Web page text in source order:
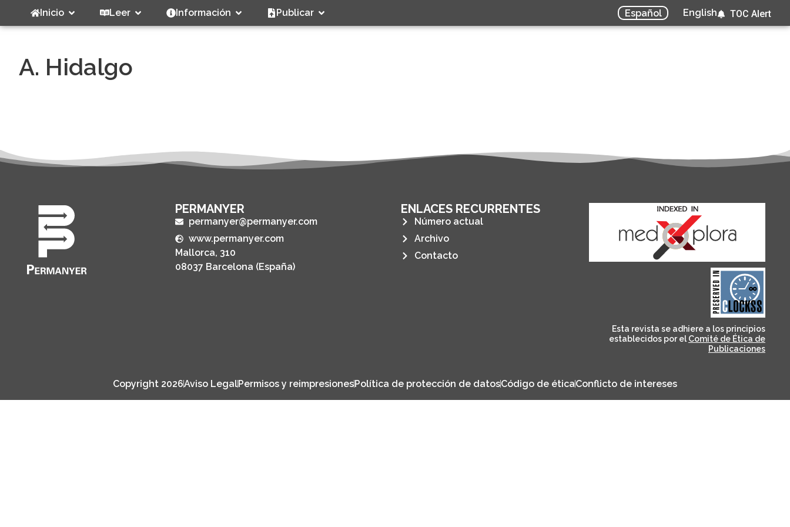
Inicio Leer Información Publicar Español English TOC Alert
A. Hidalgo
PERMANYER
permanyer@permanyer.com
www.permanyer.com
Mallorca, 310
08037 Barcelona (España)
ENLACES RECURRENTES
Número actual
Archivo
Contacto
CLOCKSS is a dak archive
that ensures the long-
term survival of web-
based scholary
publications, governed by
and for its stakeholders.
Esta revista se adhiere a los principios
establecidos por el Comité de Ética de
Publicaciones
Copyright 2026Aviso LegalPermisos y reimpresionesPolítica de protección de datosCódigo de éticaConflicto de intereses